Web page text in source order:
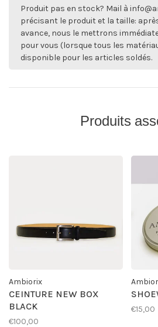
Produit pas en stock? Mail à
précisant le produit et la taille:
avance, nous le mettrons
pour vous (lorsque tous les
disponible pour les articles soldés.
Produits
Ambiorix
CEINTURE NEW BOX
BLACK
€100,00
€15,00